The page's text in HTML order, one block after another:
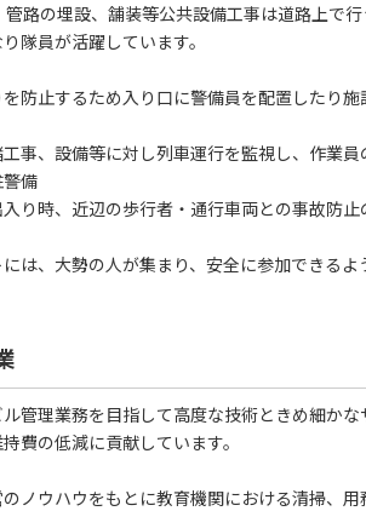
路の埋設、舗装等公共設備工事は道路上で
隊員が活躍しています。
防止するため入り口に警備員を配置したり
事、設備等に対し列車運行を監視し、作業員
備
り時、近辺の歩行者・通行車両との事故防止
は、大勢の人が集まり、安全に参加できるよ
管理業務を目指して高度な技術ときめ細か
費の低減に貢献しています。
ノウハウをもとに教育機関における清掃、